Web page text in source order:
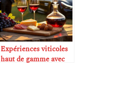
Expériences viticoles
haut de gamme avec